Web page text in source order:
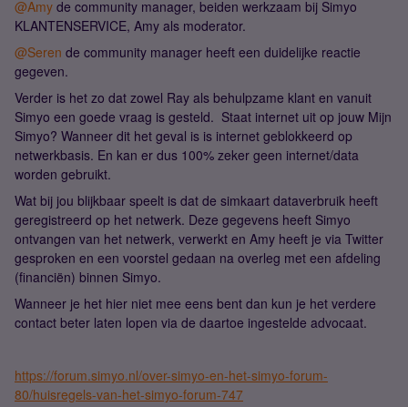
@Amy de community manager, beiden werkzaam bij Simyo
KLANTENSERVICE, Amy als moderator.
@Seren de community manager heeft een duidelijke reactie
gegeven.
Verder is het zo dat zowel Ray als behulpzame klant en vanuit
Simyo een goede vraag is gesteld. Staat internet uit op jouw Mijn
Simyo? Wanneer dit het geval is is internet geblokkeerd op
netwerkbasis. En kan er dus 100% zeker geen internet/data
worden gebruikt.
Wat bij jou blijkbaar speelt is dat de simkaart dataverbruik heeft
geregistreerd op het netwerk. Deze gegevens heeft Simyo
ontvangen van het netwerk, verwerkt en Amy heeft je via Twitter
gesproken en een voorstel gedaan na overleg met een afdeling
(financiën) binnen Simyo.
Wanneer je het hier niet mee eens bent dan kun je het verdere
contact beter laten lopen via de daartoe ingestelde advocaat.
https://forum.simyo.nl/over-simyo-en-het-simyo-forum-
80/huisregels-van-het-simyo-forum-747